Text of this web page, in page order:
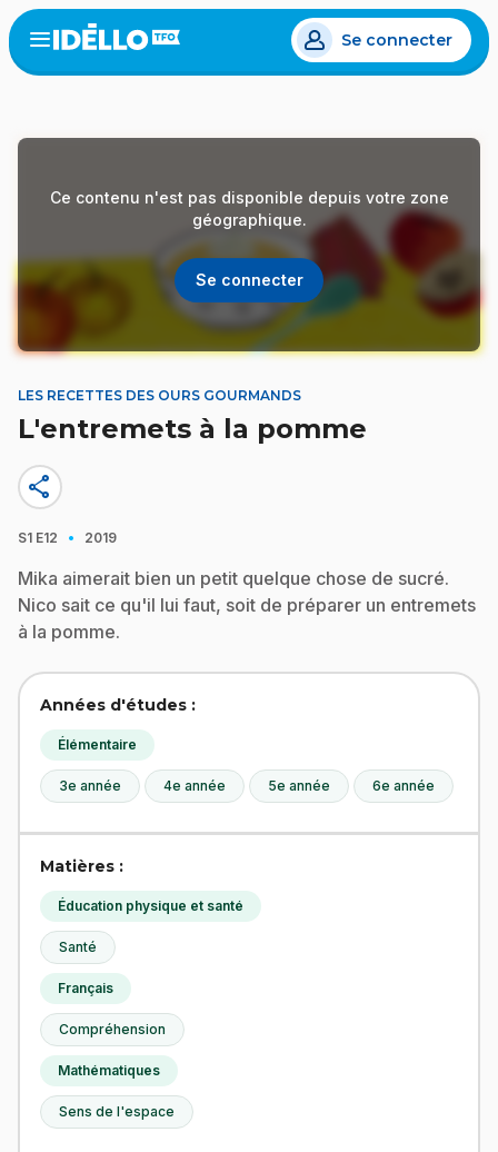
Aller
au
contenu
Open
menu
Se connecter
Ce contenu n'est pas disponible depuis votre zone
géographique.
Se connecter
LES RECETTES DES OURS GOURMANDS
L'entremets à la pomme
share
S1 E12 · 2019
Mika aimerait bien un petit quelque chose de sucré.
Nico sait ce qu'il lui faut, soit de préparer un entremets
à la pomme.
Années d'études :
Élémentaire
3e année 4e année 5e année 6e année
Matières :
Éducation physique et santé
Santé
Français
Compréhension
Mathématiques
Sens de l'espace